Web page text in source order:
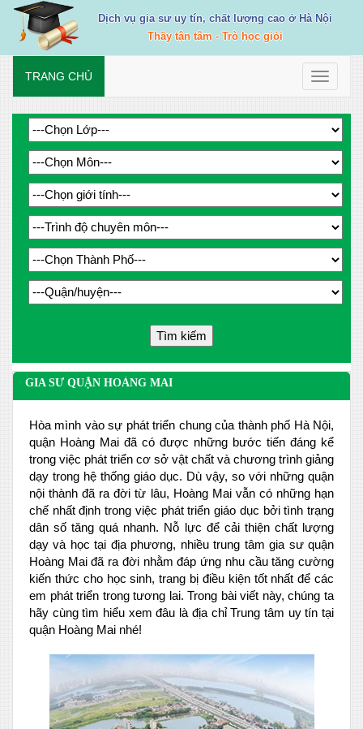
Dịch vụ gia sư uy tín, chất lượng cao ở Hà Nội
Thầy tận tâm - Trò học giỏi
Toggle
TRANG CHỦ
GIA SƯ QUẬN HOÀNG MAI
Hòa mình vào sự phát triển chung của thành phố Hà Nội,
quận Hoàng Mai đã có được những bước tiến đáng kể
trong việc phát triển cơ sở vật chất và chương trình giảng
dạy trong hệ thống giáo dục. Dù vậy, so với những quận
nội thành đã ra đời từ lâu, Hoàng Mai vẫn có những hạn
chế nhất định trong việc phát triển giáo dục bởi tình trạng
dân số tăng quá nhanh. Nỗ lực để cải thiện chất lượng
dạy và học tại địa phương, nhiều trung tâm gia sư quận
Hoàng Mai đã ra đời nhằm đáp ứng nhu cầu tăng cường
kiến thức cho học sinh, trang bị điều kiện tốt nhất để các
em phát triển trong tương lai. Trong bài viết này, chúng ta
hãy cùng tìm hiểu xem đâu là địa chỉ Trung tâm uy tín tại
quận Hoàng Mai nhé!